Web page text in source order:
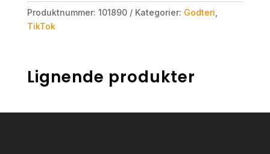
Produktnummer: 101890 Kategorier: Godteri
TikTok
Lignende produkter